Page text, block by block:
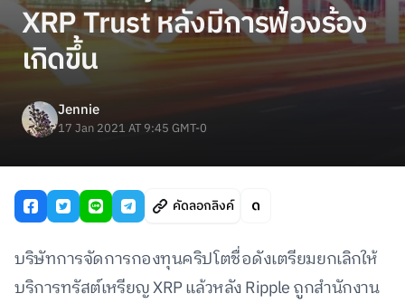
XRP Trust หลังมีการฟ้องร้อง
เกิดขึ้น
Jennie
17 Jan 2021 AT 9:45 GMT-0
คัดลอกลิงค์
บริษัทการจัดการกองทุนคริปโตชื่อดังเตรียมยกเลิกให้
บริการทรัสต์เหรียญ XRP แล้วหลัง Ripple ถูกสำนักงาน